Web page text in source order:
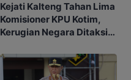
Kejati Kalteng Tahan Lima
Komisioner KPU Kotim,
Kerugian Negara Ditaksir